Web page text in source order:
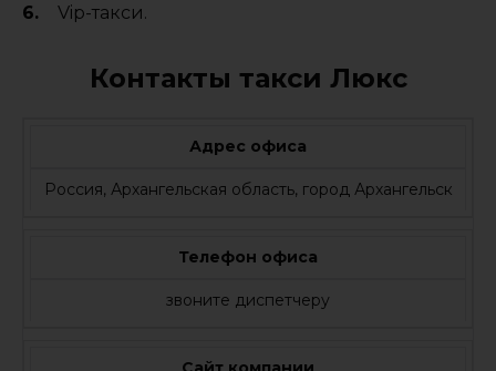
Vip-такси.
Контакты такси Люкс
Адрес офиса
Россия, Архангельская область, город Архангельск
Телефон офиса
звоните диспетчеру